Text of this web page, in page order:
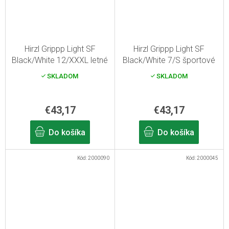
Hirzl Grippp Light SF
Black/White 12/XXXL letné
rukavice
SKLADOM
€43,17
Do košíka
Hirzl Grippp Light SF
Black/White 7/S športové
cyklistické rukavice
SKLADOM
€43,17
Do košíka
Kód:2000090 Kód:2000045